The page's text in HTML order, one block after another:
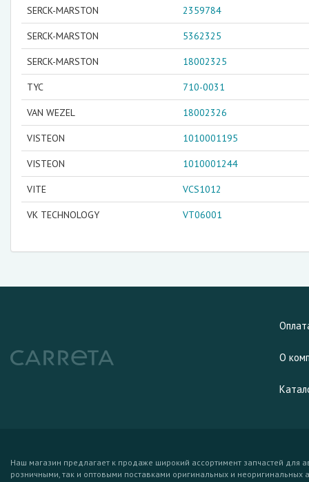
SERCK-MARSTON 2359784
SERCK-MARSTON 5362325
SERCK-MARSTON 18002325
TYC 710-0031
VAN WEZEL 18002326
VISTEON 1010001195
VISTEON 1010001244
VITE VCS1012
VK TECHNOLOGY VT06001
О
Наш магазин предлагает к продаже широкий ассортимент запчастей для
розничными, так и оптовыми поставками оригинальных и неоригинальных